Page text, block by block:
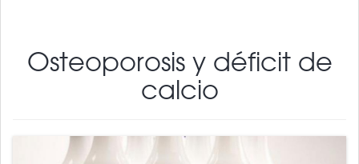
Osteoporosis y déficit de
calcio